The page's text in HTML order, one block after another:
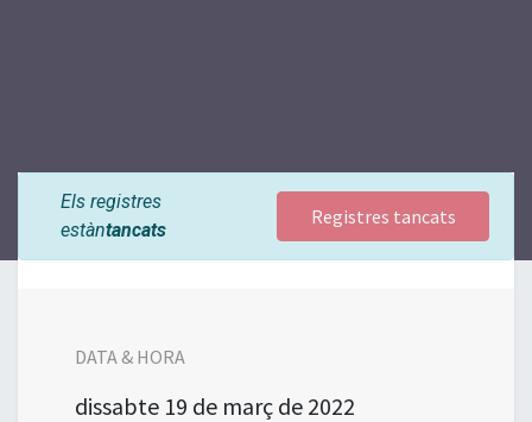
Els registres
estàntancats
Registres tancats
DATA & HORA
dissabte 19 de març de 2022